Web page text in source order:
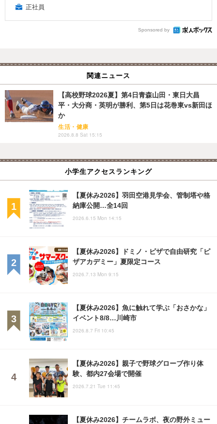
正社員
Sponsored by
関連ニュース
【高校野球2026夏】第4日青森山田・東日大昌
平・大分商・英明が勝利、第5日は花巻東vs新田ほ
か
生活・健康
2026.8.8 Sat 15:15
小学生アクセスランキング
【夏休み2026】羽田空港見学会、管制塔や格
納庫公開…全14回
2026.6.15 Mon 14:15
【夏休み2026】ドミノ・ピザで自由研究「ピ
ザアカデミー」夏限定コース
2026.7.13 Mon 9:15
【夏休み2026】魚に触れて学ぶ「おさかな」
イベント8/8…川崎市
2026.8.7 Fri 10:45
【夏休み2026】親子で野球グローブ作り体
験、都内27会場で開催
2026.7.21 Tue 11:45
【夏休み2026】チームラボ、夜の野外ミュー